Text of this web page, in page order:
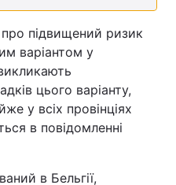
про підвищений ризик
варіантом у
цього варіанту,
у всіх провінціях
в повідомленні
в Бельгії,